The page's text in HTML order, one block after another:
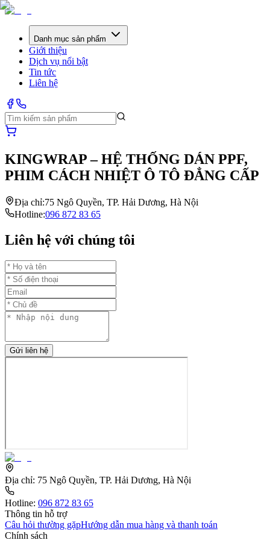
Danh mục sản phẩm
Giới thiệu
Dịch vụ nổi bật
Tin tức
Liên hệ
KINGWRAP – HỆ THỐNG DÁN PPF,
PHIM CÁCH NHIỆT Ô TÔ ĐẲNG CẤP
Địa chỉ:75 Ngô Quyền, TP. Hải Dương, Hà Nội
Hotline:096 872 83 65
Liên hệ với chúng tôi
Gửi liên hệ
Địa chỉ: 75 Ngô Quyền, TP. Hải Dương, Hà Nội
Hotline: 096 872 83 65
Thông tin hỗ trợ
Câu hỏi thường gặpHướng dẫn mua hàng và thanh toán
Chính sách